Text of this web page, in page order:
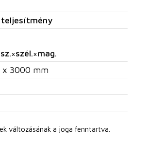
x 3000 mm
változásának a joga fenntartva.